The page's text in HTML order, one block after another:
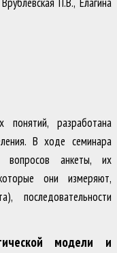
понятий, разработана
В ходе семинара
вопросов анкеты, их
они измеряют,
последовательности
модели и